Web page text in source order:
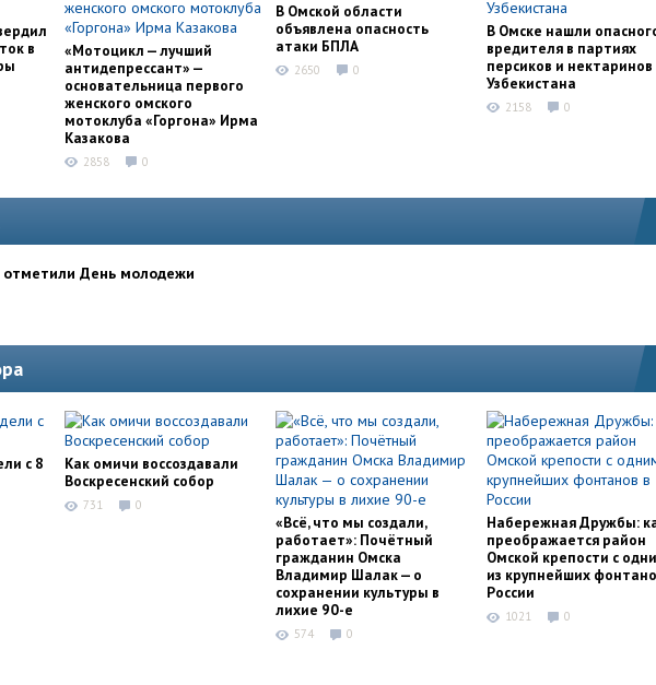
в
«Мотоцикл — лучший
антидепрессант» —
основательница первого
женского омского
мотоклуба «Горгона» Ирма
Казакова
2858 0
В Омской области
объявлена опасность
атаки БПЛА
2650 0
В Омске нашли
вредителя в партиях
персиков и нектаринов
Узбекистана
2158 0
День молодежи
с 8
Как омичи воссоздавали
Воскресенский собор
731 0
«Всё, что мы создали,
работает»: Почётный
гражданин Омска
Владимир Шалак — о
сохранении культуры в
лихие 90-е
574 0
Набережная Дружбы:
преображается район
Омской крепости с
из крупнейших
России
1021 0